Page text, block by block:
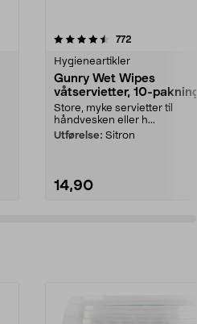
772
Hygieneartikler
Gunry Wet Wipes
våtservietter, 10-pakning
Store, myke servietter til
håndvesken eller h...
Utførelse: Sitron
14,90
4.5 av 5 stjerner